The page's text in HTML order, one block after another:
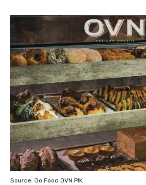
Source: Go Food OVN PIK